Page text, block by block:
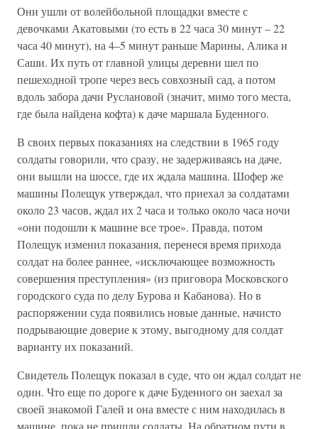
Они ушли от волейбольной площадки вместе с
девочками Акатовыми (то есть в 22 часа 30 минут – 22
часа 40 минут), на 4–5 минут раньше Марины, Алика и
Саши. Их путь от главной улицы деревни шел по
пешеходной тропе через весь совхозный сад, а потом
вдоль забора дачи Руслановой (значит, мимо того места,
где была найдена кофта) к даче маршала Буденного.
В своих первых показаниях на следствии в 1965 году
солдаты говорили, что сразу, не задерживаясь на даче,
они вышли на шоссе, где их ждала машина. Шофер же
машины Полещук утверждал, что приехал за солдатами
около 23 часов, ждал их 2 часа и только около часа ночи
«они подошли к машине все трое». Правда, потом
Полещук изменил показания, перенеся время прихода
солдат на более раннее, «исключающее возможность
совершения преступления» (из приговора Московского
городского суда по делу Бурова и Кабанова). Но в
распоряжении суда появились новые данные, начисто
подрывающие доверие к этому, выгодному для солдат
варианту их показаний.
Свидетель Полещук показал в суде, что он ждал солдат не
один. Что еще по дороге к даче Буденного он заехал за
своей знакомой Галей и она вместе с ним находилась в
машине, пока не пришли солдаты. На обратном пути в